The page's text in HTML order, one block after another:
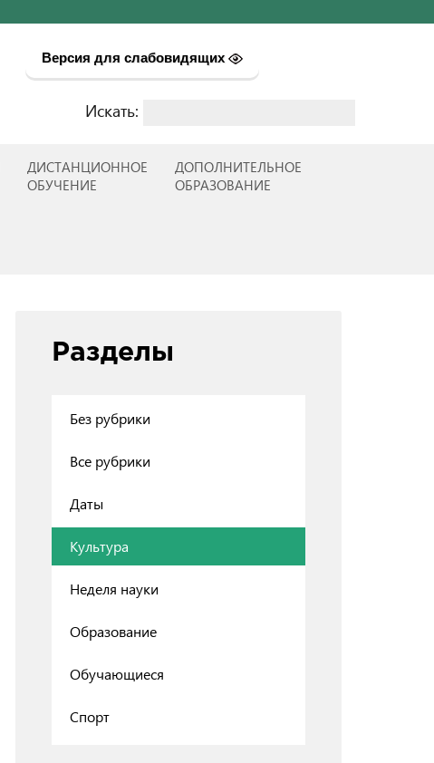
Версия для слабовидящих
Искать:
ДИСТАНЦИОННОЕ
ОБУЧЕНИЕ
ДОПОЛНИТЕЛЬНОЕ
ОБРАЗОВАНИЕ
Разделы
Без рубрики
Все рубрики
Даты
Культура
Неделя науки
Образование
Обучающиеся
Спорт